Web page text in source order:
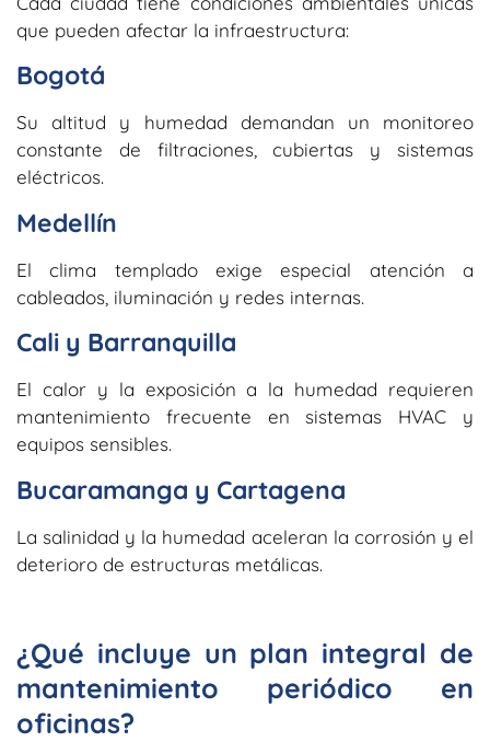
que pueden afectar la infraestructura:
Bogotá
Su altitud y humedad demandan un monitoreo
constante de filtraciones, cubiertas y sistemas
eléctricos.
Medellín
El clima templado exige especial atención a
cableados, iluminación y redes internas.
Cali y Barranquilla
El calor y la exposición a la humedad requieren
mantenimiento frecuente en sistemas HVAC y
equipos sensibles.
Bucaramanga y Cartagena
La salinidad y la humedad aceleran la corrosión y el
deterioro de estructuras metálicas.
¿Qué incluye un plan integral de
mantenimiento periódico en
oficinas?